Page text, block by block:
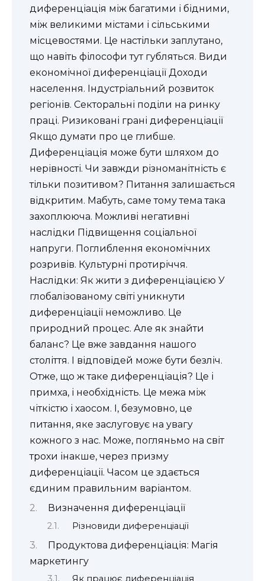
диференціація між багатими і бідними,
між великими містами і сільськими
місцевостями. Це настільки заплутано,
що навіть філософи тут губляться. Види
економічної диференціації Доходи
населення. Індустріальний розвиток
регіонів. Секторальні поділи на ринку
праці. Ризиковані грані диференціації
Якщо думати про це глибше.
Диференціація може бути шляхом до
нерівності. Чи завжди різноманітність є
тільки позитивом? Питання залишається
відкритим. Мабуть, саме тому тема така
захоплююча. Можливі негативні
наслідки Підвищення соціальної
напруги. Поглиблення економічних
розривів. Культурні протиріччя.
Наслідки: Як жити з диференціацією У
глобалізованому світі уникнути
диференціації неможливо. Це
природний процес. Але як знайти
баланс? Це вже завдання нашого
століття. І відповідей може бути безліч.
Отже, що ж таке диференціація? Це і
примха, і необхідність. Це межа між
чіткістю і хаосом. І, безумовно, це
питання, яке заслуговує на увагу
кожного з нас. Може, погляньмо на світ
трохи інакше, через призму
диференціації. Часом це здається
єдиним правильним варіантом.
Визначення диференціації
Різновиди диференціації
Продуктова диференціація: Магія
маркетингу